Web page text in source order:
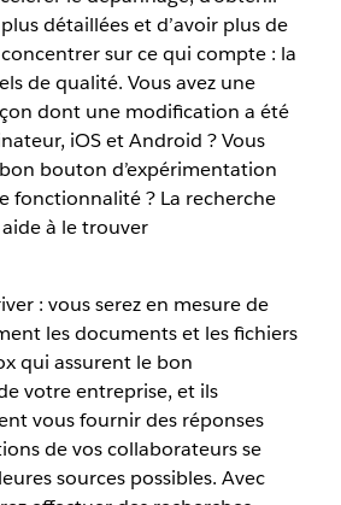
détaillées et d’avoir plus de
sur ce qui compte : la
de qualité. Vous avez une
dont une modification a été
iOS et Android ? Vous
bouton d’expérimentation
fonctionnalité ? La recherche
à le trouver
: vous serez en mesure de
les documents et les fichiers
qui assurent le bon
votre entreprise, et ils
vous fournir des réponses
de vos collaborateurs se
sources possibles. Avec